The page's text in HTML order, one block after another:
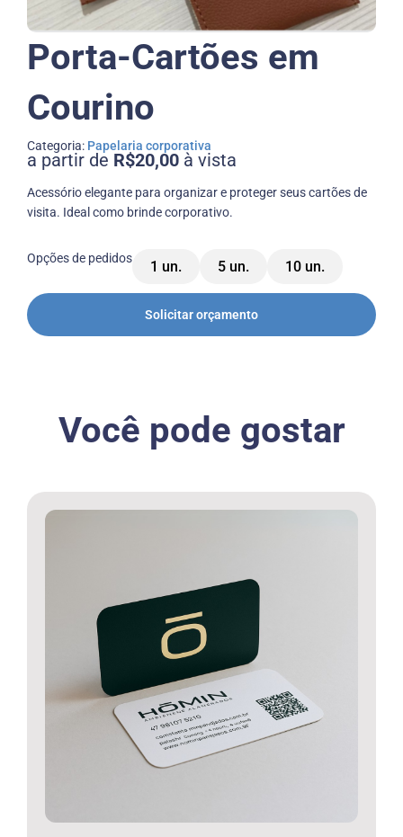
Porta-Cartões em
Courino
Categoria: Papelaria corporativa
a partir de R$20,00 à vista
Acessório elegante para organizar e proteger seus cartões de
visita. Ideal como brinde corporativo.
Opções de pedidos 1 un. 5 un. 10 un.
Solicitar orçamento
Você pode gostar